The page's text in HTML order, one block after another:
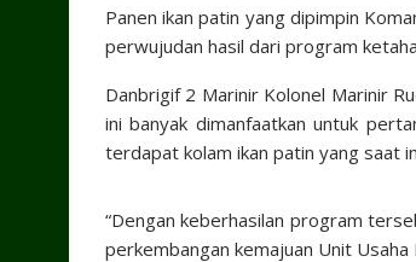
Panen ikan patin yang dipimpin
perwujudan hasil dari program
Danbrigif 2 Marinir Kolonel Marinir
ini banyak dimanfaatkan untuk
terdapat kolam ikan patin yang saat
“Dengan keberhasilan program
perkembangan kemajuan Unit